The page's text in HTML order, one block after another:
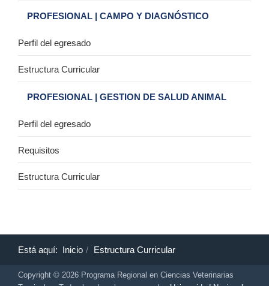
PROFESIONAL | CAMPO Y DIAGNÓSTICO
Perfil del egresado
Estructura Curricular
PROFESIONAL | GESTION DE SALUD ANIMAL
Perfil del egresado
Requisitos
Estructura Curricular
Está aquí: Inicio Estructura Curricular
Copyright © 2026 Programa Regional en Ciencias Veterinarias